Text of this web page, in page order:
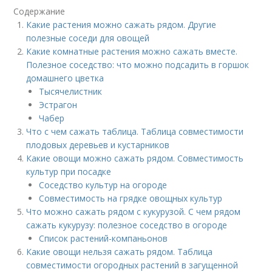
Содержание
Какие растения можно сажать рядом. Другие
полезные соседи для овощей
Какие комнатные растения можно сажать вместе.
Полезное соседство: что можно подсадить в горшок
домашнего цветка
Тысячелистник
Эстрагон
Чабер
Что с чем сажать таблица. Таблица совместимости
плодовых деревьев и кустарников
Какие овощи можно сажать рядом. Совместимость
культур при посадке
Соседство культур на огороде
Совместимость на грядке овощных культур
Что можно сажать рядом с кукурузой. С чем рядом
сажать кукурузу: полезное соседство в огороде
Список растений-компаньонов
Какие овощи нельзя сажать рядом. Таблица
совместимости огородных растений в загущенной